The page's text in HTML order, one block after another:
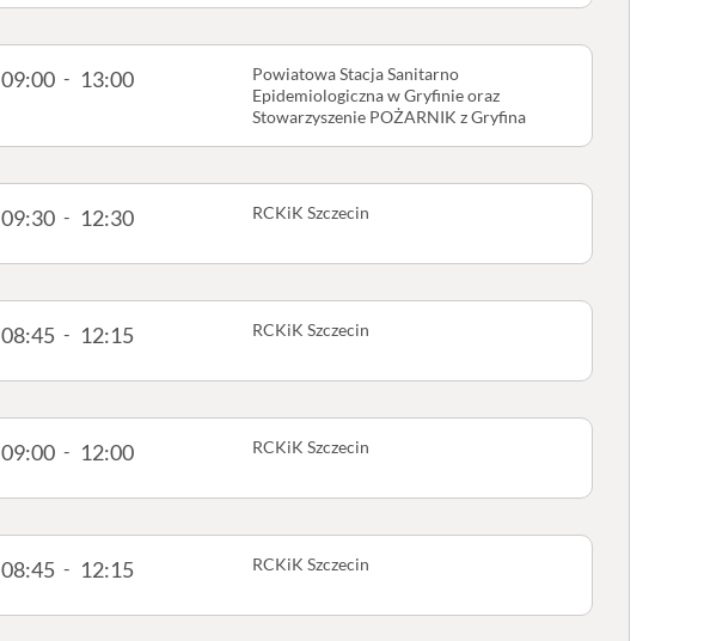
09:00 - 13:00
Powiatowa Stacja Sanitarno
Epidemiologiczna w Gryfinie oraz
Stowarzyszenie POŻARNIK z Gryfina
09:30 - 12:30 RCKiK Szczecin
08:45 - 12:15 RCKiK Szczecin
09:00 - 12:00 RCKiK Szczecin
08:45 - 12:15 RCKiK Szczecin